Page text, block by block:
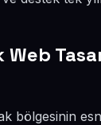
bölgesinin